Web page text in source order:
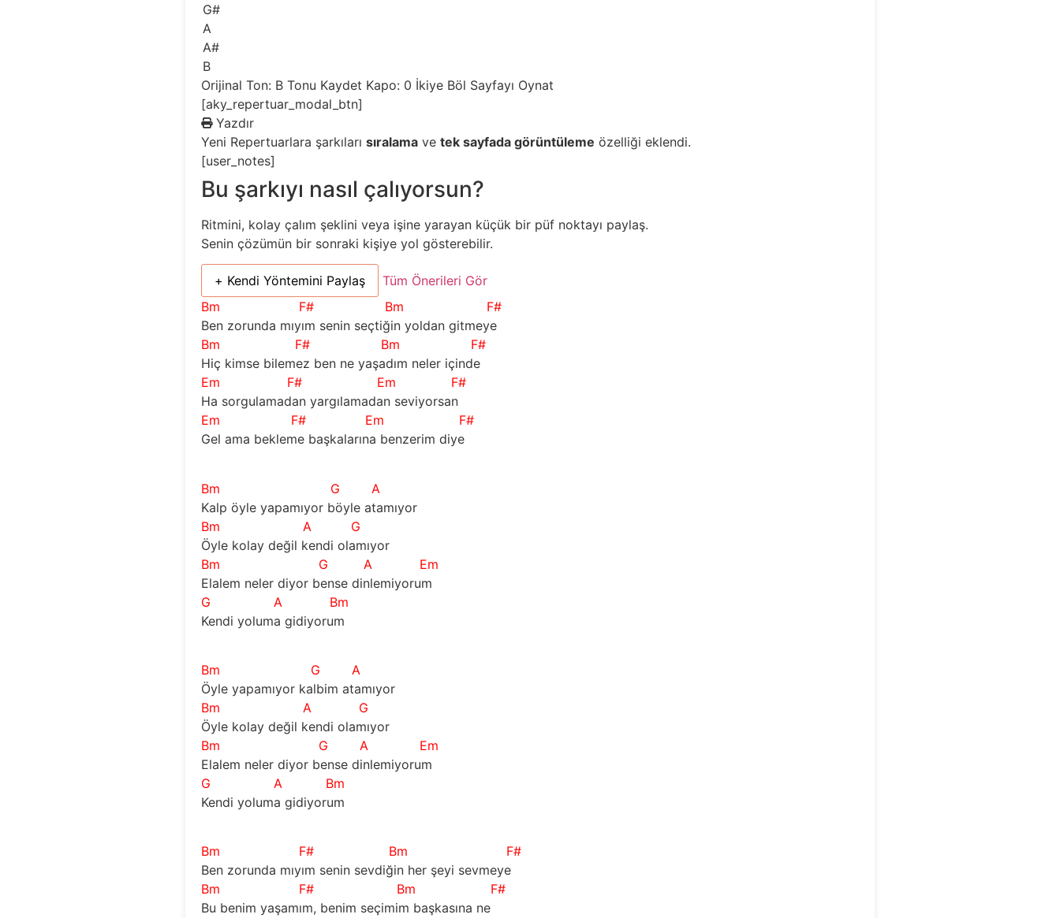
G#
A
A#
B
Orijinal Ton: BTonu Kaydet Kapo: 0 İkiye Böl Sayfayı Oynat
[aky_repertuar_modal_btn]
Yazdır
Yeni Repertuarlara şarkılarısıralama vetek sayfada görüntüleme özelliği eklendi.
[user_notes]
Bu şarkıyı nasıl çalıyorsun?
Ritmini, kolay çalım şeklini veya işine yarayan küçük bir püf noktayı paylaş.
Senin çözümün bir sonraki kişiye yol gösterebilir.
+ Kendi Yöntemini Paylaş
Tüm Önerileri Gör
Bm
F# Bm
F#
Ben zorunda mıyım senin seçtiğin yoldan gitmeye
Bm
F# Bm
F#
Hiç kimse bilemez ben ne yaşadım neler içinde
Em
F# Em
F#
Ha sorgulamadan yargılamadan seviyorsan
Em
F# Em
F#
Gel ama bekleme başkalarına benzerim diye
Bm G
A
Kalp öyle yapamıyor böyle atamıyor
Bm
A
G
Öyle kolay değil kendi olamıyor
Bm
G A
Em
Elalem neler diyor bense dinlemiyorum
G
A
Bm
Kendi yoluma gidiyorum
Bm G
A
Öyle yapamıyor kalbim atamıyor
Bm
A
G
Öyle kolay değil kendi olamıyor
Bm
G A
Em
Elalem neler diyor bense dinlemiyorum
G
A
Bm
Kendi yoluma gidiyorum
Bm F# Bm
F#
Ben zorunda mıyım senin sevdiğin her şeyi sevmeye
Bm
F# Bm
F#
Bu benim yaşamım, benim seçimim başkasına ne